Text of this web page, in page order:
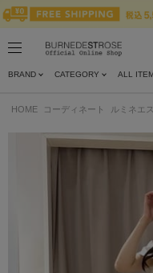
BRAND CATEGORY ALL
HOME コーディネート ルミネエ